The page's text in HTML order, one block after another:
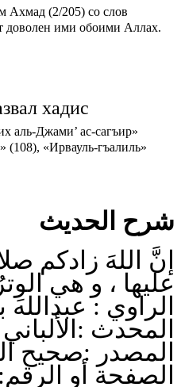
Ахмад (2/205) со слов
доволен ими обоими Аллах.
хадис
аль-Джами’ ас-сагъир»
(108), «Ирвауль-гъалиль»
شرح الحديث
إنَّ اللهَ زادكم
عليها ، و هي
الراوي :
المحدث :الألباني
المصدر :صحيح
الصفحة أو الرقم: 1772